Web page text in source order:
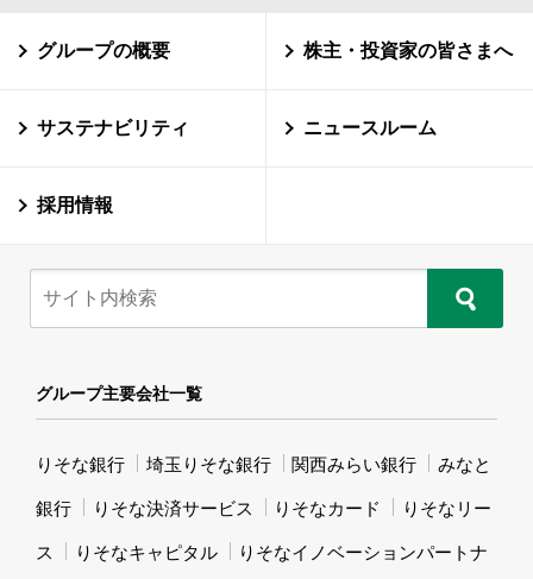
グループの概要 株主・投資家の皆さまへ
サステナビリティ ニュースルーム
採用情報
グループ主要会社一覧
りそな銀行 埼玉りそな銀行 関西みらい銀行 みなと
銀行 りそな決済サービス りそなカード りそなリー
ス りそなキャピタル りそなイノベーションパートナ